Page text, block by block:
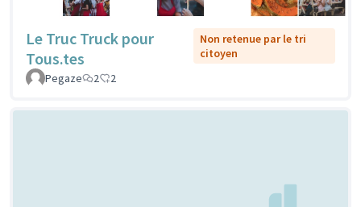
Le Truc Truck pour
Tous.tes
Non retenue par le tri
citoyen
Pegaze
2 2